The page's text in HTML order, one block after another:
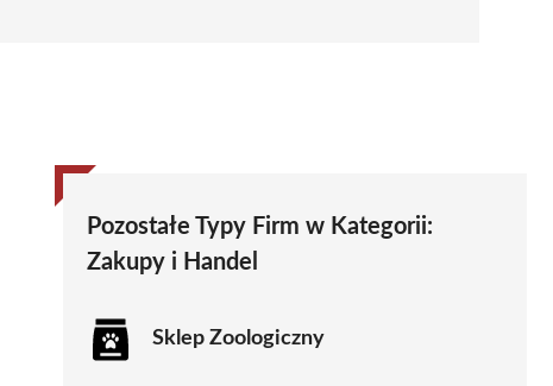
Pozostałe Typy Firm w Kategorii:
Zakupy i Handel
Sklep Zoologiczny